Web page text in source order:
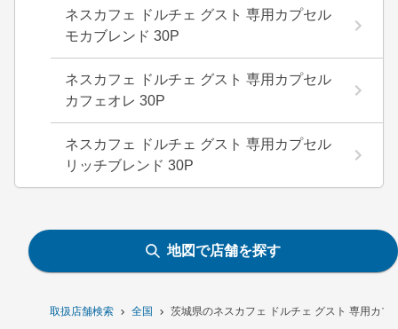
取扱店舗検索 全国 茨城県のネスカフェ ドルチェ グスト 専用カ
ネスカフェ ドルチェ グスト 専用カプセル
モカブレンド 30P
ネスカフェ ドルチェ グスト 専用カプセル
カフェオレ 30P
ネスカフェ ドルチェ グスト 専用カプセル
リッチブレンド 30P
地図で店舗を探す